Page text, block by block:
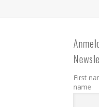
First
name